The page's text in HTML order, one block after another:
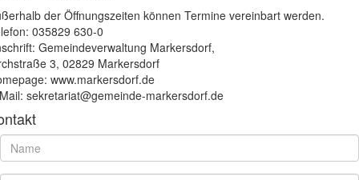
der Öffnungszeiten können Termine vereinbart werden.
035829 630-0
Gemeindeverwaltung Markersdorf,
3, 02829 Markersdorf
www.markersdorf.de
sekretariat@gemeinde-markersdorf.de